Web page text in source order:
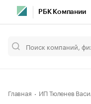
РБК Компании
Главная ИП Тюленев